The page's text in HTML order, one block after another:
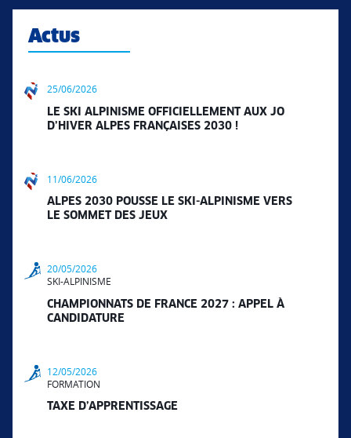
Actus
25/06/2026
LE SKI ALPINISME OFFICIELLEMENT AUX JO
D’HIVER ALPES FRANÇAISES 2030 !
11/06/2026
ALPES 2030 POUSSE LE SKI-ALPINISME VERS
LE SOMMET DES JEUX
20/05/2026
SKI-ALPINISME
CHAMPIONNATS DE FRANCE 2027 : APPEL À
CANDIDATURE
12/05/2026
FORMATION
TAXE D’APPRENTISSAGE